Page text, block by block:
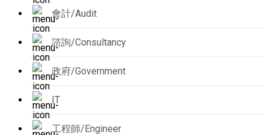
會計/Audit
諮詢/Consultancy
政府/Government
IT
工程師/Engineer